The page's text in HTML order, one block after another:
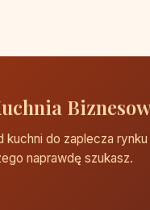
kuchni do zaplecza
naprawdę szukasz.